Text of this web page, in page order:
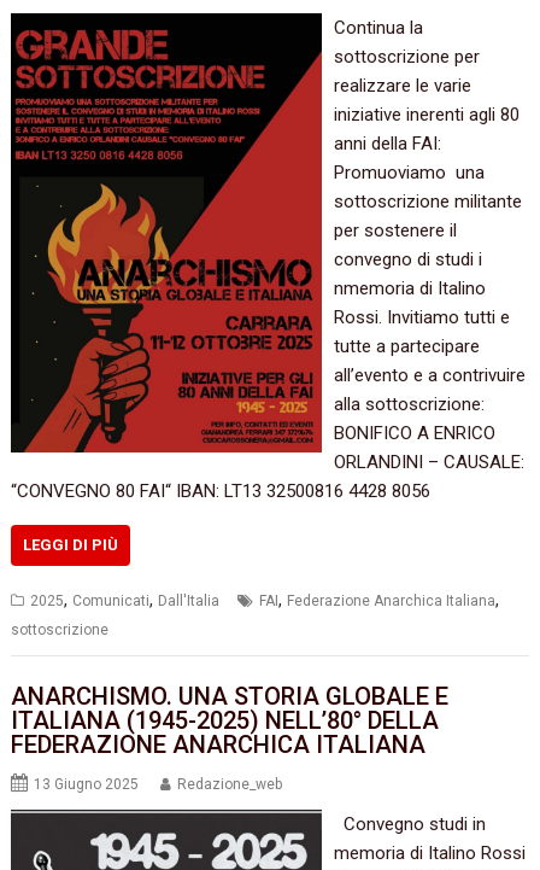
Continua la
sottoscrizione per
realizzare le varie
iniziative inerenti agli 80
anni della FAI:
Promuoviamo una
sottoscrizione militante
per sostenere il
convegno di studi i
nmemoria di Italino
Rossi. Invitiamo tutti e
tutte a partecipare
all’evento e a contrivuire
alla sottoscrizione:
BONIFICO A ENRICO
ORLANDINI – CAUSALE:
“CONVEGNO 80 FAI“ IBAN: LT13 32500816 4428 8056
LEGGI DI PIÙ
2025, Comunicati, Dall'Italia FAI, Federazione Anarchica Italiana,
sottoscrizione
ANARCHISMO. UNA STORIA GLOBALE E
ITALIANA (1945-2025) NELL’80° DELLA
FEDERAZIONE ANARCHICA ITALIANA
13 Giugno 2025 Redazione_web
Convegno studi in
memoria di Italino Rossi